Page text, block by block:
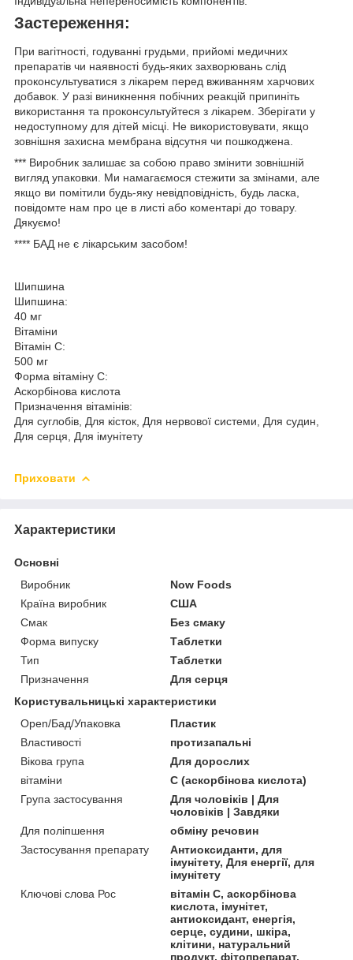
Застереження:
При вагітності, годуванні грудьми, прийомі медичних
препаратів чи наявності будь-яких захворювань слід
проконсультуватися з лікарем перед вживанням харчових
добавок. У разі виникнення побічних реакцій припиніть
використання та проконсультуйтеся з лікарем. Зберігати у
недоступному для дітей місці. Не використовувати, якщо
зовнішня захисна мембрана відсутня чи пошкоджена.
*** Виробник залишає за собою право змінити зовнішній
вигляд упаковки. Ми намагаємося стежити за змінами, але
якщо ви помітили будь-яку невідповідність, будь ласка,
повідомте нам про це в листі або коментарі до товару.
Дякуємо!
**** БАД не є лікарським засобом!
Шипшина
Шипшина:
40 мг
Вітаміни
Вітамін С:
500 мг
Форма вітаміну C:
Аскорбінова кислота
Призначення вітамінів:
Для суглобів, Для кісток, Для нервової системи, Для судин,
Для серця, Для імунітету
Приховати
Характеристики
Основні
Виробник
Now Foods
Країна виробник
США
Смак
Без смаку
Форма випуску
Таблетки
Тип
Таблетки
Призначення
Для серця
Користувальницькі характеристики
Open/Бад/Упаковка
Пластик
Властивості
протизапальні
Вікова група
Для дорослих
вітаміни
С (аскорбінова кислота)
Група застосування
Для чоловіків | Для
чоловіків | Завдяки
Для поліпшення
обміну речовин
Застосування препарату
Антиоксиданти, для
імунітету, Для енергії, для
імунітету
Ключові слова Рос
вітамін C, аскорбінова
кислота, імунітет,
антиоксидант, енергія,
серце, судини, шкіра,
клітини, натуральний
продукт, фітопрепарат,